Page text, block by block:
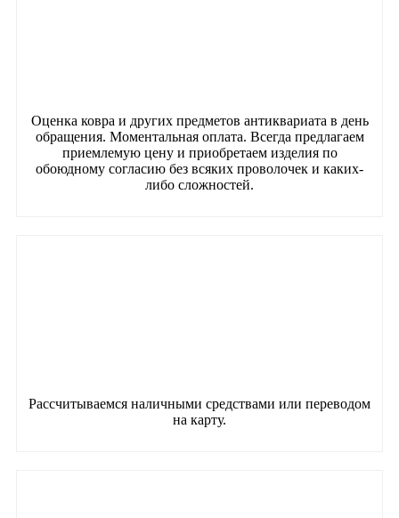
Оценка ковра и других предметов антиквариата в день
обращения. Моментальная оплата. Всегда предлагаем
приемлемую цену и приобретаем изделия по
обоюдному согласию без всяких проволочек и каких-
либо сложностей.
Рассчитываемся наличными средствами или переводом
на карту.